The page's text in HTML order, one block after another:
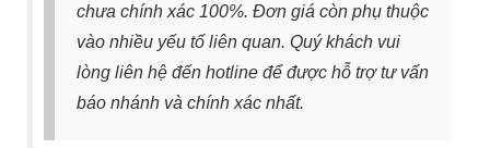
chưa chính xác 100%. Đơn giá còn phụ thuộc
vào nhiều yếu tố liên quan. Quý khách vui
lòng liên hệ đến hotline để được hỗ trợ tư vấn
báo nhánh và chính xác nhất.